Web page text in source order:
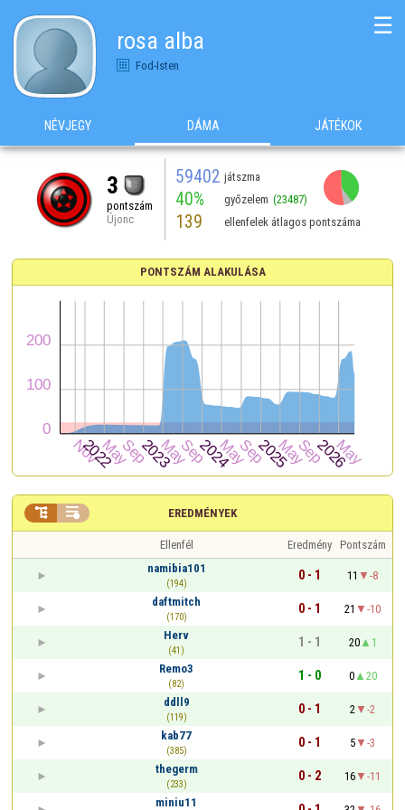
rosa alba
Fod-Isten
☰
NÉVJEGY DÁMA JÁTÉKOK
3
pontszám
Újonc
59402 játszma
40% győzelem (23487)
139 ellenfelek átlagos pontszáma
PONTSZÁM ALAKULÁSA
EREDMÉNYEK
 
Ellenfél Eredmény Pontszám
namibia101
(194)
0 - 1 11
-8
daftmitch
(170)
0 - 1 21
-10
Herv
(41)
1 - 1 20
1
Remo3
(82)
1 - 0 0
20
ddll9
(119)
0 - 1 2
-2
kab77
(385)
0 - 1 5
-3
thegerm
(233)
0 - 2 16
-11
miniu11